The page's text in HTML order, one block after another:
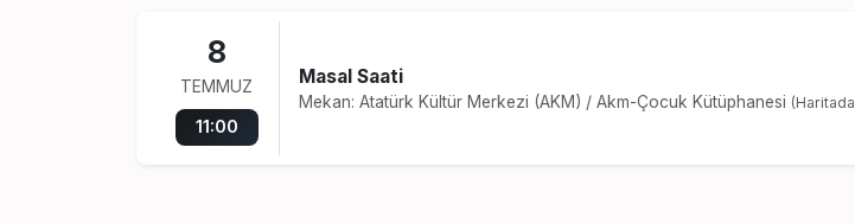
8
TEMMUZ
11:00
Masal Saati
Mekan: Atatürk Kültür Merkezi (AKM) /Akm-Çocuk Kütüphanesi